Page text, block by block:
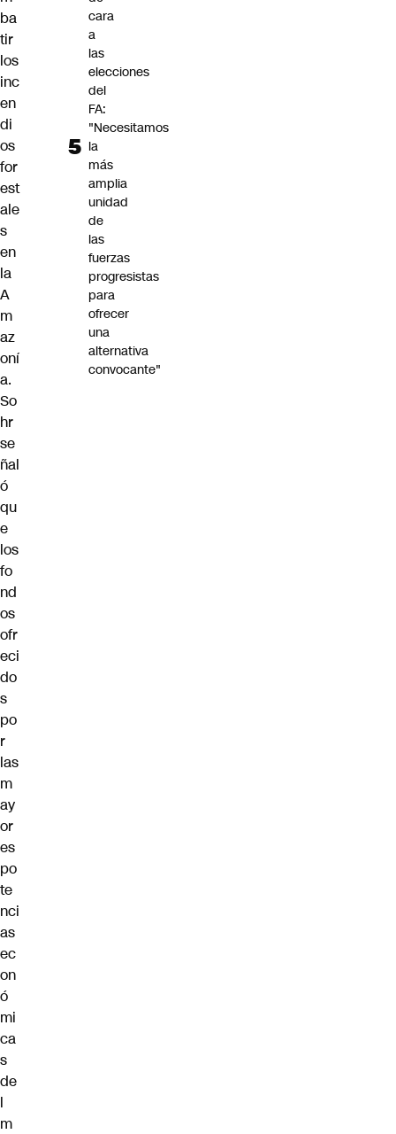
ba
tir
los
inc
en
di
os
for
est
ale
s
en
la
A
m
az
oní
a.
So
hr
se
ñal
ó
qu
e
los
fo
nd
os
ofr
eci
do
s
po
r
las
m
ay
or
es
po
te
nci
as
ec
on
ó
mi
ca
s
de
l
m
cara
a
las
elecciones
del
FA:
"Necesitamos
la
más
amplia
unidad
de
las
fuerzas
progresistas
para
ofrecer
una
alternativa
convocante"